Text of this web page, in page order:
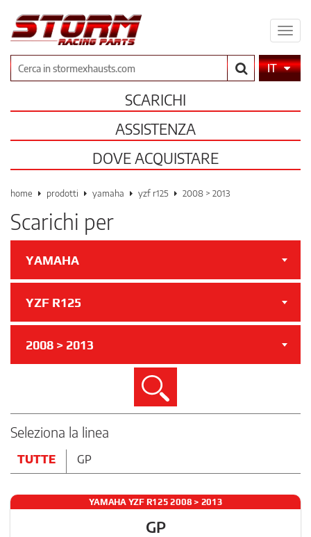
il
CercaIT
SCARICHI
ASSISTENZA
DOVE ACQUISTARE
home prodotti yamaha yzf r125 2008 > 2013
Scarichi per
YAMAHA
YZF R125
2008 > 2013
Cerca
Seleziona la linea
TUTTE GP
YAMAHA YZF R125 2008 > 2013
GP